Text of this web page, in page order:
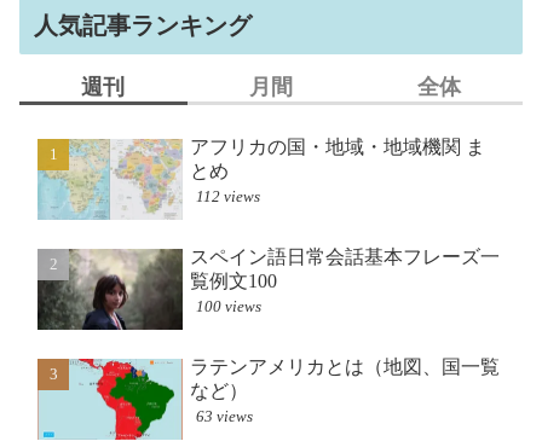
人気記事ランキング
週刊
アフリカの国・地域・地域機関 ま
とめ
112 views
スペイン語日常会話基本フレーズ一
覧例文100
100 views
ラテンアメリカとは（地図、国一覧
など）
63 views
月間
スペイン語日常会話基
アフリカの国・地域・
スペイン語「オラ!（
全体
フランス音楽歌手（シ
フランス語キーボード
スペイン語日常会話基